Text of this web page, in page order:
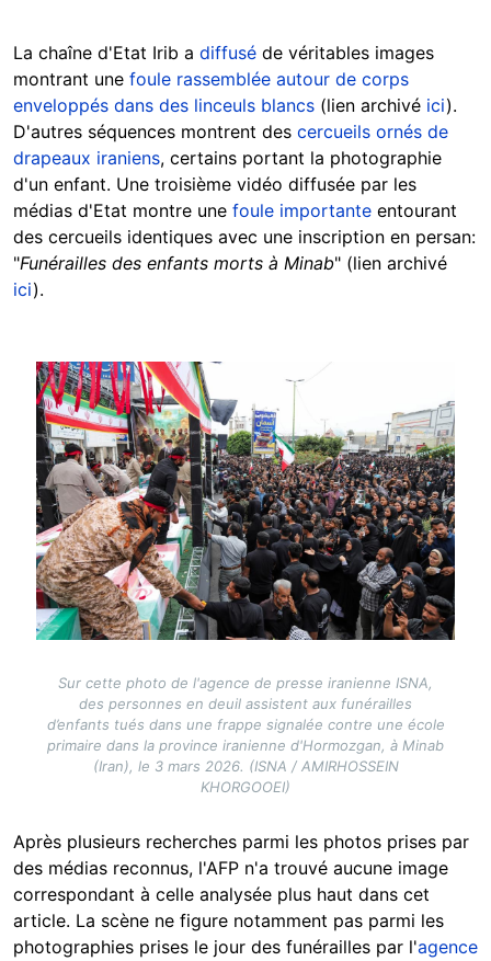
La chaîne d'Etat Irib a diffusé de véritables images
montrant une foule rassemblée autour de corps
enveloppés dans des linceuls blancs (lien archivé ici).
D'autres séquences montrent des cercueils ornés de
drapeaux iraniens, certains portant la photographie
d'un enfant. Une troisième vidéo diffusée par les
médias d'Etat montre une foule importante entourant
des cercueils identiques avec une inscription en persan:
"Funérailles des enfants morts à Minab" (lien archivé
ici).
Image
Sur cette photo de l'agence de presse iranienne ISNA,
des personnes en deuil assistent aux funérailles
d’enfants tués dans une frappe signalée contre une école
primaire dans la province iranienne d'Hormozgan, à Minab
(Iran), le 3 mars 2026. (ISNA / AMIRHOSSEIN
KHORGOOEI)
Après plusieurs recherches parmi les photos prises par
des médias reconnus, l'AFP n'a trouvé aucune image
correspondant à celle analysée plus haut dans cet
article. La scène ne figure notamment pas parmi les
photographies prises le jour des funérailles par l'agence